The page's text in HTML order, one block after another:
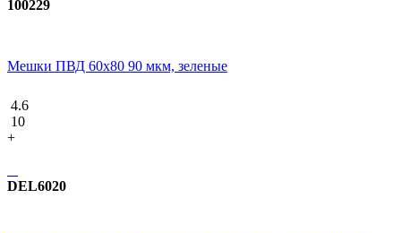
100229
Мешки ПВД 60x80 90 мкм, зеленые
4.6
10
+
DEL6020